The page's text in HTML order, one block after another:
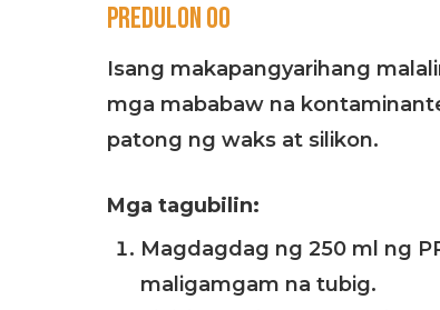
PREDULON 00
Isang makapangyarihang
mga mababaw na
patong ng waks at silikon.
Mga tagubilin:
Magdagdag ng 250 ml ng
maligamgam na tubig.